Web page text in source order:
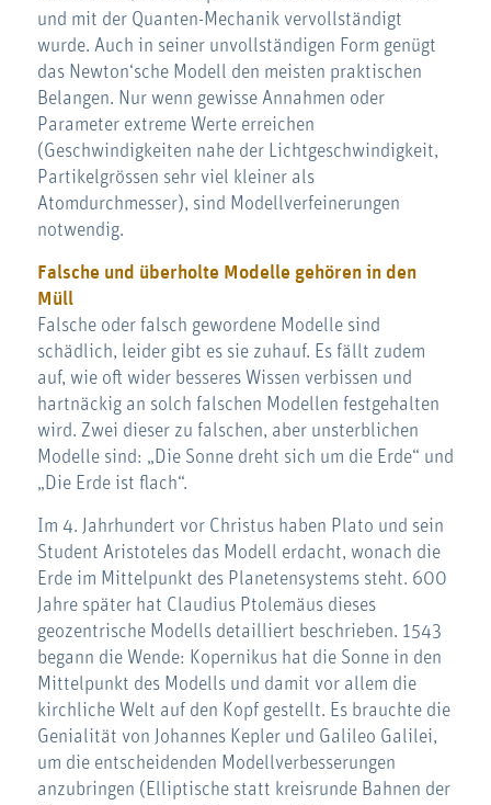
und mit der Quanten-Mechanik vervollständigt
wurde. Auch in seiner unvollständigen Form genügt
das Newton‘sche Modell den meisten praktischen
Belangen. Nur wenn gewisse Annahmen oder
Parameter extreme Werte erreichen
(Geschwindigkeiten nahe der Lichtgeschwindigkeit,
Partikelgrössen sehr viel kleiner als
Atomdurchmesser), sind Modellverfeinerungen
notwendig.
Falsche und überholte Modelle gehören in den
Müll
Falsche oder falsch gewordene Modelle sind
schädlich, leider gibt es sie zuhauf. Es fällt zudem
auf, wie oft wider besseres Wissen verbissen und
hartnäckig an solch falschen Modellen festgehalten
wird. Zwei dieser zu falschen, aber unsterblichen
Modelle sind: „Die Sonne dreht sich um die Erde“ und
„Die Erde ist flach“.
Im 4. Jahrhundert vor Christus haben Plato und sein
Student Aristoteles das Modell erdacht, wonach die
Erde im Mittelpunkt des Planetensystems steht. 600
Jahre später hat Claudius Ptolemäus dieses
geozentrische Modells detailliert beschrieben. 1543
begann die Wende: Kopernikus hat die Sonne in den
Mittelpunkt des Modells und damit vor allem die
kirchliche Welt auf den Kopf gestellt. Es brauchte die
Genialität von Johannes Kepler und Galileo Galilei,
um die entscheidenden Modellverbesserungen
anzubringen (Elliptische statt kreisrunde Bahnen der